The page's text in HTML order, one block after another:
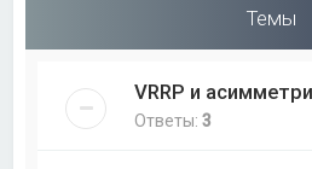
Темы
VRRP и
Ответы:3